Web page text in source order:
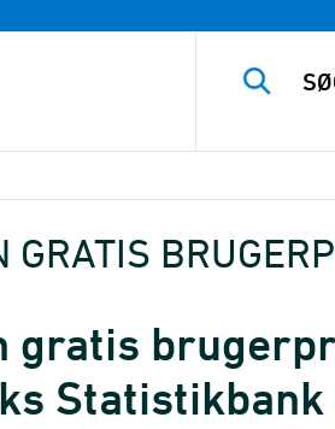
GRATIS
gratis
Statistikbank